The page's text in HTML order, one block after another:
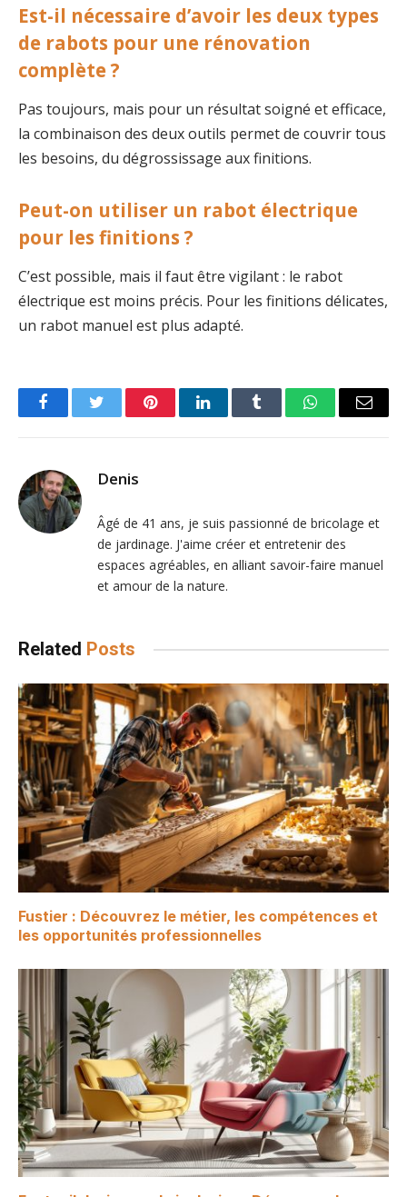
Est-il nécessaire d’avoir les deux types
de rabots pour une rénovation
complète ?
Pas toujours, mais pour un résultat soigné et efficace,
la combinaison des deux outils permet de couvrir tous
les besoins, du dégrossissage aux finitions.
Peut-on utiliser un rabot électrique
pour les finitions ?
C’est possible, mais il faut être vigilant : le rabot
électrique est moins précis. Pour les finitions délicates,
un rabot manuel est plus adapté.
FacebookTwitter PinterestLinkedInTumblr WhatsAppEmail
Denis
Âgé de 41 ans, je suis passionné de bricolage et
de jardinage. J'aime créer et entretenir des
espaces agréables, en alliant savoir-faire manuel
et amour de la nature.
Related Posts
Fustier : Découvrez le métier, les compétences et
les opportunités professionnelles